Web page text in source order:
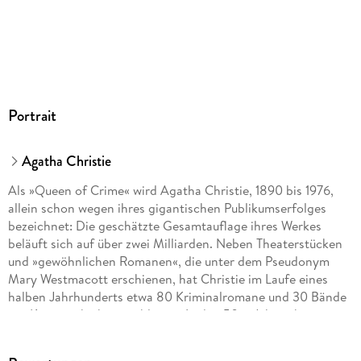
Portrait
Agatha Christie
Als »Queen of Crime« wird Agatha Christie, 1890 bis 1976,
allein schon wegen ihres gigantischen Publikumserfolges
bezeichnet: Die geschätzte Gesamtauflage ihres Werkes
beläuft sich auf über zwei Milliarden. Neben Theaterstücken
und »gewöhnlichen Romanen«, die unter dem Pseudonym
Mary Westmacott erschienen, hat Christie im Laufe eines
halben Jahrhunderts etwa 80 Kriminalromane und 30 Bände
mit Kurzgeschichten publiziert. In den 50er Jahren begann